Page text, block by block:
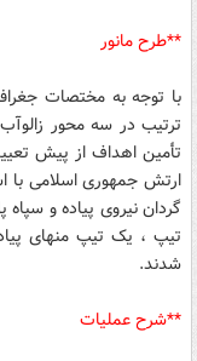
**طرح مانور
با توجه به مختصات
ترتیب در سه محور
تأمین اهداف از پیش
ارتش جمهوری اسلامی
گردان نیروی پیاده و
تیپ ، یک تیپ منهای
شدند.
**شرح عملیات